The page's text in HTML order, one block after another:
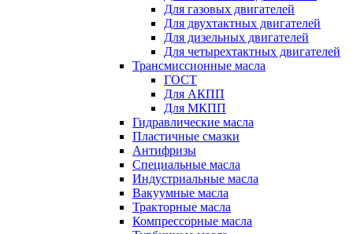
Для газовых двигателей
Для двухтактных двигателей
Для дизельных двигателей
Для четырехтактных двигателей
Трансмиссионные масла
ГОСТ
Для АКПП
Для МКПП
Гидравлические масла
Пластичные смазки
Антифризы
Специальные масла
Индустриальные масла
Вакуумные масла
Тракторные масла
Компрессорные масла